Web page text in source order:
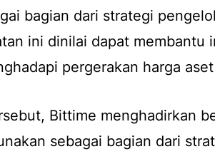
bagian dari strategi
ini dinilai dapat membantu
pergerakan harga
Bittime menghadirkan
sebagai bagian dari